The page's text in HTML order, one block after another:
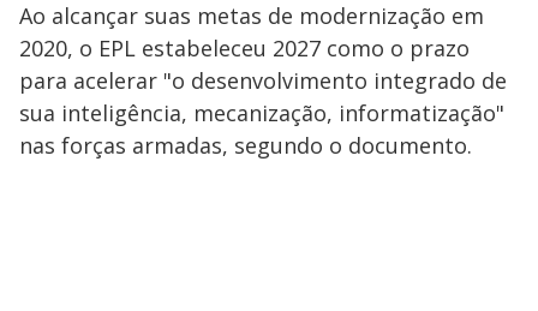
Ao alcançar suas metas de modernização em
2020, o EPL estabeleceu 2027 como o prazo
para acelerar "o desenvolvimento integrado de
sua inteligência, mecanização, informatização"
nas forças armadas, segundo o documento.